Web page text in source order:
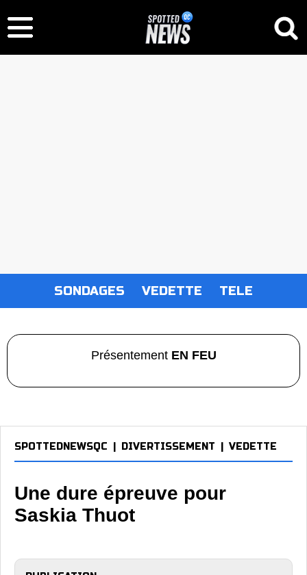
SONDAGES VEDETTE TELE
Présentement EN FEU
SPOTTEDNEWSQC DIVERTISSEMENT VEDETTE
Une dure épreuve pour
Saskia Thuot